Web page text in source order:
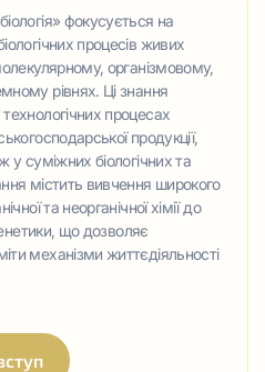
фокусується на
процесів живих
організмовому,
рівнях. Ці знання
процесах
продукції,
у суміжних біологічних та
містить вивчення широкого
та неорганічної хімії до
що дозволяє
механізми життєдіяльності